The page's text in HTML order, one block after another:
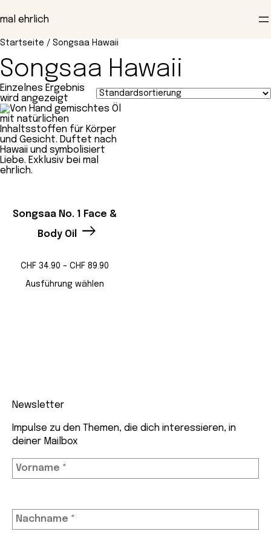
Inhalt
springen
mal ehrlich
Startseite / Songsaa Hawaii
Songsaa Hawaii
Einzelnes Ergebnis
wird angezeigt
Songsaa No. 1 Face &
Body Oil
CHF 34.90 – CHF 89.90
Ausführung wählen
Newsletter
Impulse zu den Themen, die dich interessieren, in
deiner Mailbox